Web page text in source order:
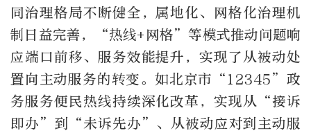
同治理格局不断健全，属地化、网格化治理机
制日益完善，“热线+网格”等模式推动问题响
应端口前移、服务效能提升，实现了从被动处
置向主动服务的转变。如北京市“12345”政
务服务便民热线持续深化改革，实现从“接诉
即办”到“未诉先办”、从被动应对到主动服